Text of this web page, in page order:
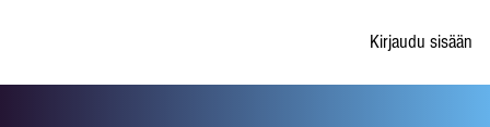
Kirjaudu sisään